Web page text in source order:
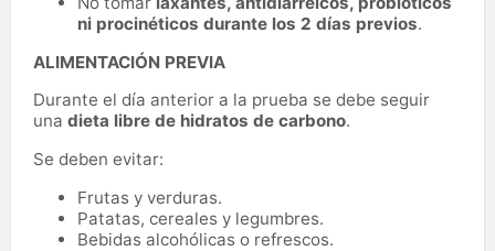
ni procinéticos durante los 2 días previos.
ALIMENTACIÓN PREVIA
Durante el día anterior a la prueba se debe seguir
una dieta libre de hidratos de carbono.
Se deben evitar:
Frutas y verduras.
Patatas, cereales y legumbres.
Bebidas alcohólicas o refrescos.